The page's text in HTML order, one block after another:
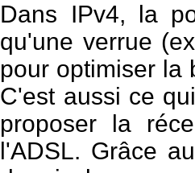
Dans IPv4, la
qu'une verrue
pour optimiser la
C'est aussi ce
proposer la
l'ADSL. Grâce